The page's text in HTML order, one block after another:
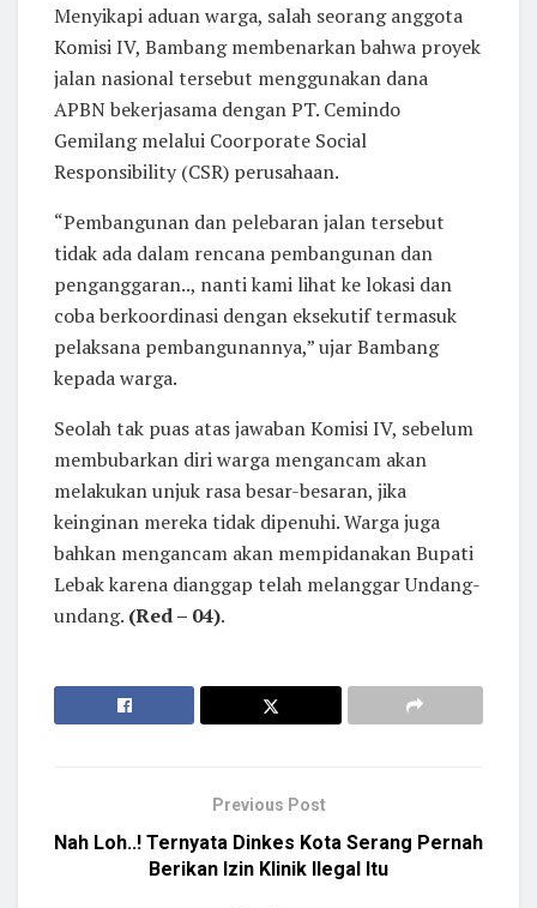
Menyikapi aduan warga, salah seorang anggota
Komisi IV, Bambang membenarkan bahwa proyek
jalan nasional tersebut menggunakan dana
APBN bekerjasama dengan PT. Cemindo
Gemilang melalui Coorporate Social
Responsibility (CSR) perusahaan.
“Pembangunan dan pelebaran jalan tersebut
tidak ada dalam rencana pembangunan dan
penganggaran.., nanti kami lihat ke lokasi dan
coba berkoordinasi dengan eksekutif termasuk
pelaksana pembangunannya,” ujar Bambang
kepada warga.
Seolah tak puas atas jawaban Komisi IV, sebelum
membubarkan diri warga mengancam akan
melakukan unjuk rasa besar-besaran, jika
keinginan mereka tidak dipenuhi. Warga juga
bahkan mengancam akan mempidanakan Bupati
Lebak karena dianggap telah melanggar Undang-
undang. (Red – 04).
Previous Post
Nah Loh..! Ternyata Dinkes Kota Serang Pernah
Berikan Izin Klinik Ilegal Itu